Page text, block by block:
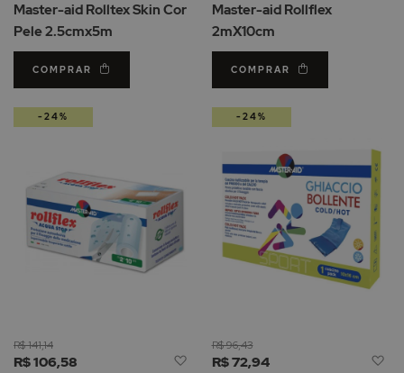
Desejos
Master-aid Rolltex Skin Cor
Pele 2.5cmx5m
COMPRAR
Master-aid Rollflex
2mX10cm
COMPRAR
R$ 106,58
R$ 141,14
Adicionar
-24%
R$ 72,94
R$ 96,43
-24%